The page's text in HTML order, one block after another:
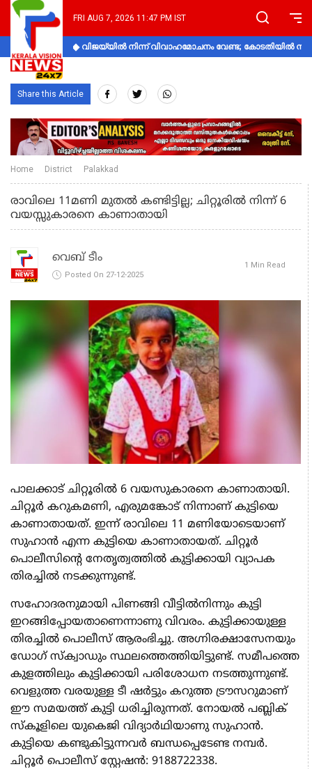
FRI AUG 7, 2026 11:47 PM IST
വിജയ്‌യിൽ നിന്ന് വിവാഹമോചനം വേണ്ട; കോടതിയിൽ
Share this Article
Home District Palakkad
രാവിലെ 11മണി മുതൽ കണ്ടിട്ടില്ല; ചിറ്റൂരിൽ നിന്ന് 6
വയസ്സുകാരനെ കാണാതായി
വെബ് ടീം
Posted On 27-12-2025
1 Min Read
പാലക്കാട് ചിറ്റൂരിൽ 6 വയസുകാരനെ കാണാതായി.
ചിറ്റൂർ കറുകമണി, എരുമങ്കോട് നിന്നാണ് കുട്ടിയെ
കാണാതായത്. ഇന്ന് രാവിലെ 11 മണിയോടെയാണ്
സുഹാൻ എന്ന കുട്ടിയെ കാണാതായത്. ചിറ്റൂർ
പൊലീസിൻ്റെ നേതൃത്വത്തിൽ കുട്ടിക്കായി വ്യാപക
തിരച്ചിൽ നടക്കുന്നുണ്ട്.
സഹോദരനുമായി പിണങ്ങി വീട്ടിൽനിന്നും കുട്ടി
ഇറങ്ങിപ്പോയതാണെന്നാണു വിവരം. കുട്ടിക്കായുള്ള
തിരച്ചിൽ പൊലീസ് ആരംഭിച്ചു. അഗ്നിരക്ഷാസേനയും
ഡോഗ് സ്ക്വാഡും സ്ഥലത്തെത്തിയിട്ടുണ്ട്. സമീപത്തെ
കുളത്തിലും കുട്ടിക്കായി പരിശോധന നടത്തുന്നുണ്ട്.
വെളുത്ത വരയുള്ള ടീ ഷർട്ടും കറുത്ത ട്രൗസറുമാണ്
ഈ സമയത്ത് കുട്ടി ധരിച്ചിരുന്നത്. നോയൽ പബ്ലിക്
സ്കൂളിലെ യുകെജി വിദ്യാർഥിയാണു സുഹാൻ.
കുട്ടിയെ കണ്ടുകിട്ടുന്നവർ ബന്ധപ്പെടേണ്ട നമ്പർ.
ചിറ്റൂർ പൊലീസ് സ്റ്റേഷൻ: 9188722338.